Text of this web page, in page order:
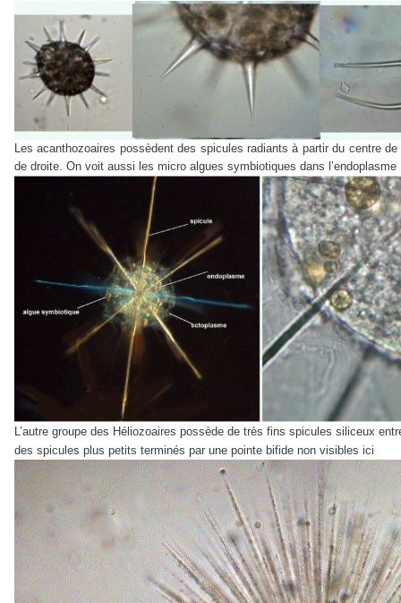
Les acanthozoaires possèdent des spicules radiants à partir du centre
de droite. On voit aussi les micro algues symbiotiques dans l’endoplasme
L’autre groupe des Héliozoaires possède de très fins spicules siliceux
des spicules plus petits terminés par une pointe bifide non visibles ici